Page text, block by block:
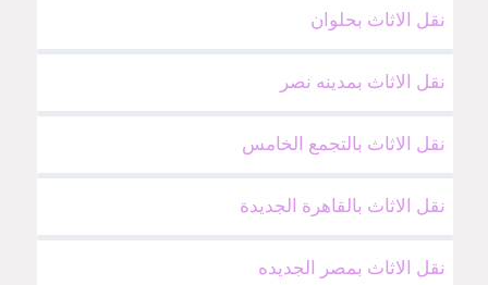
نقل الاثاث بحلوان
نقل الاثاث بمدينه نصر
نقل الاثاث بالتجمع الخامس
نقل الاثاث بالقاهرة الجديدة
نقل الاثاث بمصر الجديده